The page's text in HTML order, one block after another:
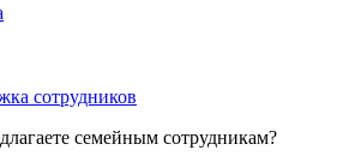
сотрудников
семейным сотрудникам?